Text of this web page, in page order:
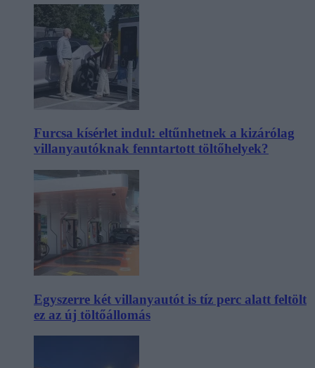
Furcsa kísérlet indul: eltűnhetnek a kizárólag
villanyautóknak fenntartott töltőhelyek?
Egyszerre két villanyautót is tíz perc alatt feltölt
ez az új töltőállomás